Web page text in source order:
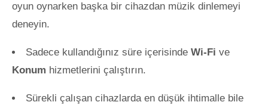
oyun oynarken başka bir cihazdan müzik dinlemeyi
deneyin.
Sadece kullandığınız süre içerisinde Wi-Fi ve
Konum hizmetlerini çalıştırın.
Sürekli çalışan cihazlarda en düşük ihtimalle bile